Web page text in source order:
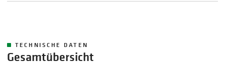
TECHNISCHE DATEN
Gesamtübersicht